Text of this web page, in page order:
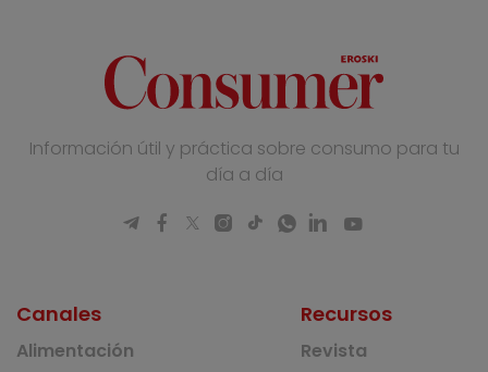
Información útil y práctica sobre consumo para tu
día a día
Canales
Alimentación
Recursos
Revista